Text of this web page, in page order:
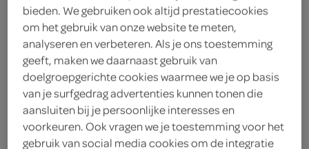
1 ciabatta
1 takje tijm
2 theelepels balsamicoazijn
2 eetlepels olijfolie extra vierge
2 teentjes knoflook
bieden. We gebruiken ook altijd prestatiecookies
om het gebruik van onze website te meten,
analyseren en verbeteren. Als je ons toestemming
geeft, maken we daarnaast gebruik van
doelgroepgerichte cookies waarmee we je op basis
van je surfgedrag advertenties kunnen tonen die
aansluiten bij je persoonlijke interesses en
voorkeuren. Ook vragen we je toestemming voor het
gebruik van social media cookies om de integratie